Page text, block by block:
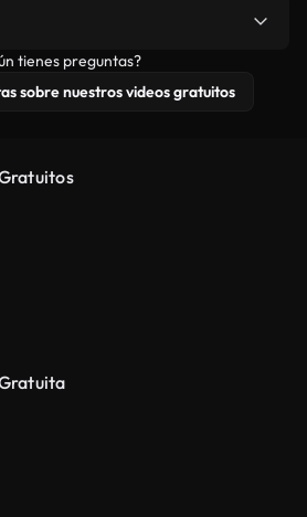
nuestradocumentación de
detalles.
tienes preguntas?
sobre nuestros videos gratuitos